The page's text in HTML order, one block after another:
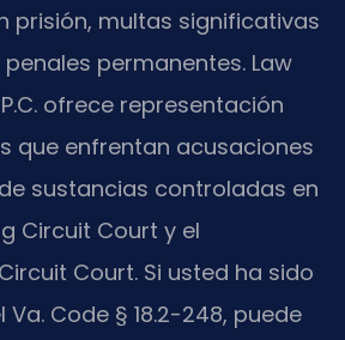
prisión, multas significativas
permanentes. Law
ofrece representación
que enfrentan acusaciones
sustancias controladas en
Circuit Court y el
Court. Si usted ha sido
Code § 18.2-248, puede